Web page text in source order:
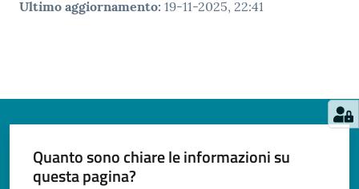
Ultimo aggiornamento: 19-11-2025, 22:41
Quanto sono chiare le informazioni su
questa pagina?